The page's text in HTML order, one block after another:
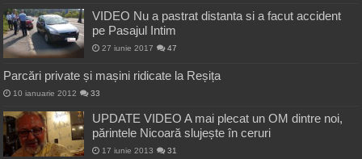
VIDEO Nu a pastrat distanta si a facut accident
pe Pasajul Intim
27 iunie 2017 47
Parcări private și mașini ridicate la Reșița
10 ianuarie 2012 33
UPDATE VIDEO A mai plecat un OM dintre noi,
părintele Nicoară slujește în ceruri
17 iunie 2013 31